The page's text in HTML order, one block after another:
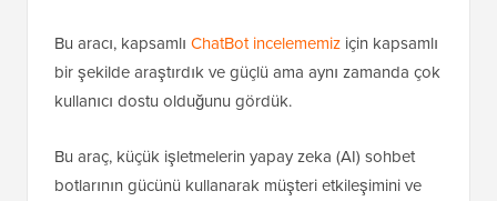
Bu aracı, kapsamlı ChatBot incelememiz için kapsamlı
bir şekilde araştırdık ve güçlü ama aynı zamanda çok
kullanıcı dostu olduğunu gördük.
Bu araç, küçük işletmelerin yapay zeka (AI) sohbet
botlarının gücünü kullanarak müşteri etkileşimini ve